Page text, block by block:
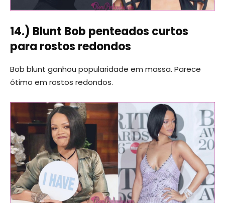
14.) Blunt Bob penteados curtos
para rostos redondos
Bob blunt ganhou popularidade em massa. Parece
ótimo em rostos redondos.